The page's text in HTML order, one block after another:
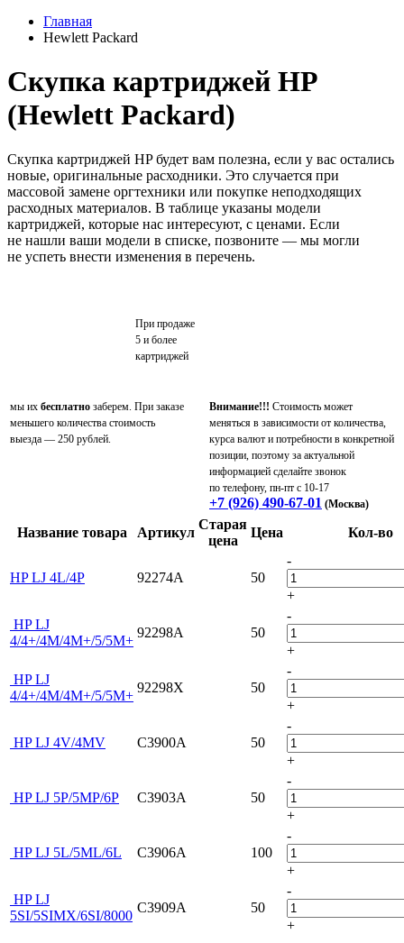
Главная
Hewlett Packard
Скупка картриджей HP
(Hewlett Packard)
Скупка картриджей HP будет вам полезна, если у вас остались
новые, оригинальные расходники. Это случается при
массовой замене оргтехники или покупке неподходящих
расходных материалов. В таблице указаны модели
картриджей, которые нас интересуют, с ценами. Если
не нашли ваши модели в списке, позвоните — мы могли
не успеть внести изменения в перечень.
При продаже
5 и более
картриджей
мы их бесплатно заберем. При заказе
меньшего количества стоимость
выезда — 250 рублей.
Внимание!!! Стоимость может
меняться в зависимости от количества,
курса валют и потребности в конкретной
позиции, поэтому за актуальной
информацией сделайте звонок
по телефону, пн-пт с 10-17
+7 (926) 490-67-01 (Москва)
Название товара Артикул
Старая
цена
Цена Кол-во
HP LJ 4L/4P 92274A 50
-
+
HP LJ
4/4+/4M/4M+/5/5M+
92298A 50
-
+
HP LJ
4/4+/4M/4M+/5/5M+
92298X 50
-
+
HP LJ 4V/4MV C3900A 50
-
+
HP LJ 5P/5MP/6P C3903A 50
-
+
HP LJ 5L/5ML/6L C3906A 100
-
+
HP LJ
5SI/5SIMX/6SI/8000
C3909A 50
-
+